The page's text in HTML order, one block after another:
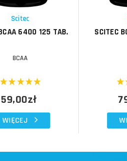
Scitec
6400 125 TAB.
BCAA
59,00zł
WIĘCEJ
SCITEC